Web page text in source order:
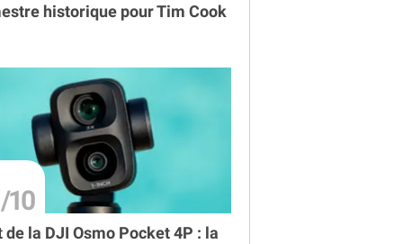
historique pour Tim Cook
de la DJI Osmo Pocket 4P : la